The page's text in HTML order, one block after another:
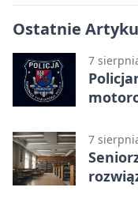
Ostatnie
7
7